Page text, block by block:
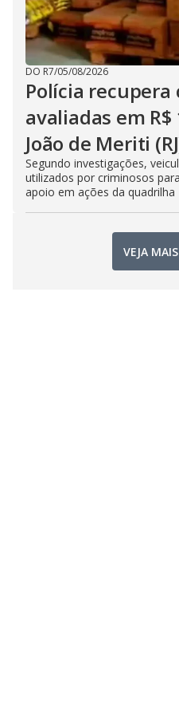
DO R7/05/08/2026
Polícia recupera
avaliadas em
João de Meriti
Segundo investigações,
utilizados por criminosos
apoio em ações da quadrilha
VEJA